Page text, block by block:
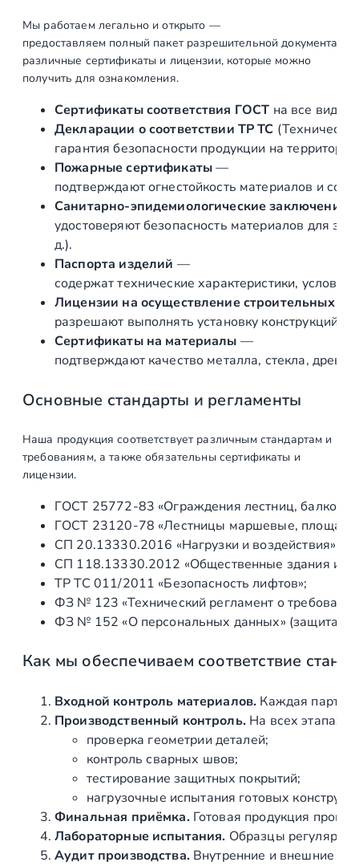
м
п
л
е
е
я
с
е
к
л
я
н
й
д
о
й
Мы работаем легально и открыто —
предоставляем полный пакет разрешительной
различные сертификаты и лицензии, которые можно
получить для ознакомления.
Сертификаты соответствия ГОСТ на все виды
Декларации о соответствии ТР ТС
гарантия безопасности продукции на
Пожарные сертификаты—
подтверждают огнестойкость материалов и
Санитарно‑эпидемиологические заключения
удостоверяют безопасность материалов для
д.).
Паспорта изделий —
содержат технические характеристики,
Лицензии на осуществление строительных и
разрешают выполнять установку конструкций
Сертификаты на материалы —
подтверждают качество металла, стекла,
Основные стандарты и регламенты
Наша продукция соответствует различным стандартам и
требованиям, а также обязательны сертификаты и
лицензии.
ГОСТ 25772‑83 «Ограждения лестниц,
ГОСТ 23120‑78 «Лестницы маршевые,
СП 20.13330.2016 «Нагрузки и воздействия»
СП 118.13330.2012 «Общественные здания и
ТР ТС 011/2011 «Безопасность лифтов»;
ФЗ № 123 «Технический регламент о
ФЗ № 152 «О персональных данных» (защита
Как мы обеспечиваем соответствие
Входной контроль материалов. Каждая партия
Производственный контроль.На всех этапах
проверка геометрии деталей;
контроль сварных швов;
тестирование защитных покрытий;
нагрузочные испытания готовых
Финальная приёмка.Готовая продукция
Лабораторные испытания. Образцы регулярно
Аудит производства.Внутренние и внешние